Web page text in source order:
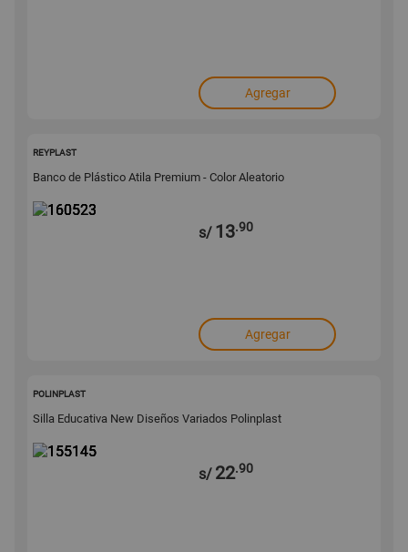
Agregar
REYPLAST
Banco de Plástico Atila Premium - Color Aleatorio
s/ 13.90
Agregar
POLINPLAST
Silla Educativa New Diseños Variados Polinplast
s/ 22.90